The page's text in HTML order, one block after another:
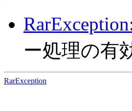
ー処理の有
RarException